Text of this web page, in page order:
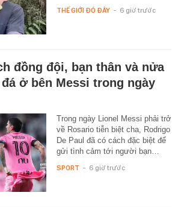
THẾ GIỚI ĐÓ ĐÂY - 6 giờ trước
đồng đội, bạn thân và nửa
ở bên Messi trong ngày
Trong ngày Lionel Messi phải trở
về Rosario tiễn biệt cha, Rodrigo
De Paul đã có cách đặc biệt để
gửi tình cảm tới người bạn…
SPORT - 6 giờ trước